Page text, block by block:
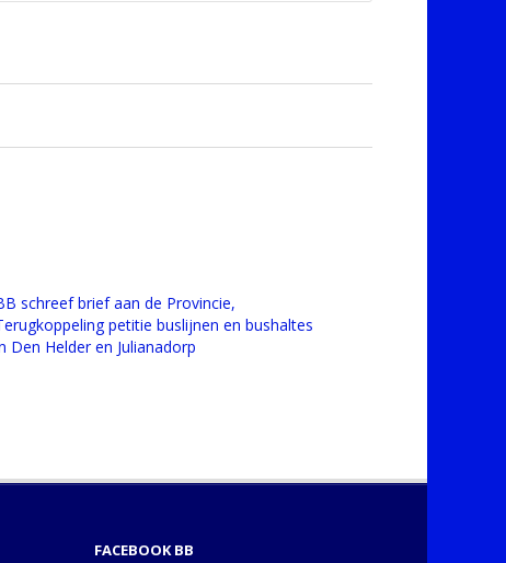
schreef brief aan de Provincie,
petitie buslijnen en bushaltes
Den Helder en Julianadorp
FACEBOOK BB